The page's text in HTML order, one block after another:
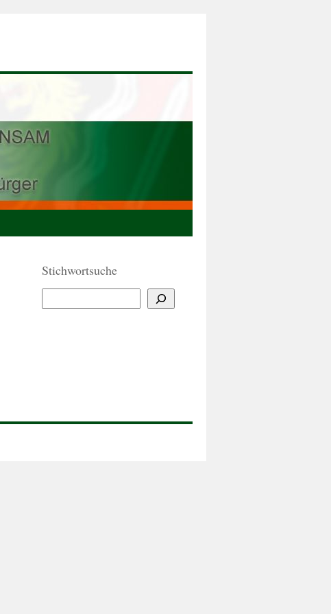
Stichwortsuche